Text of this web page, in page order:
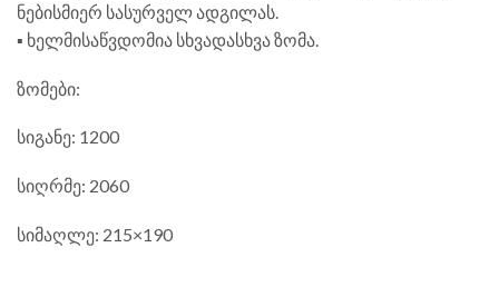
ნებისმიერ სასურველ ადგილას.
▪️ ხელმისაწვდომია სხვადასხვა ზომა.
ზომები:
სიგანე: 1200
სიღრმე: 2060
სიმაღლე: 215×190